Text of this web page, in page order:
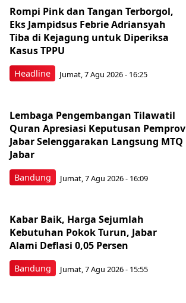
Headline
Rompi Pink dan Tangan Terborgol,
Eks Jampidsus Febrie Adriansyah
Tiba di Kejagung untuk Diperiksa
Kasus TPPU
Jumat, 7 Agu 2026 - 16:25
Bandung
Lembaga Pengembangan Tilawatil
Quran Apresiasi Keputusan Pemprov
Jabar Selenggarakan Langsung MTQ
Jabar
Jumat, 7 Agu 2026 - 16:09
Bandung
Kabar Baik, Harga Sejumlah
Kebutuhan Pokok Turun, Jabar
Alami Deflasi 0,05 Persen
Jumat, 7 Agu 2026 - 15:55